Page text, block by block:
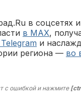
в соцсетях
в MAX,
и
региона — во
с ошибкой и нажмите